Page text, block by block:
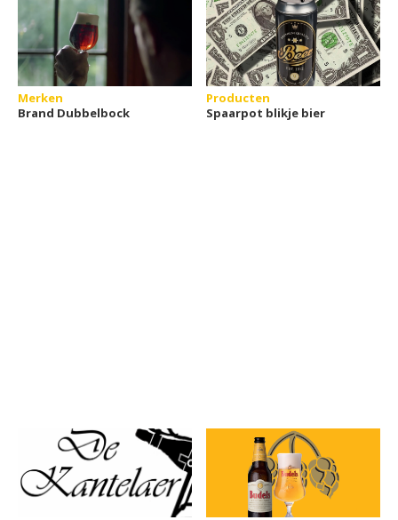
Merken
Brand Dubbelbock
Producten
Spaarpot blikje bier